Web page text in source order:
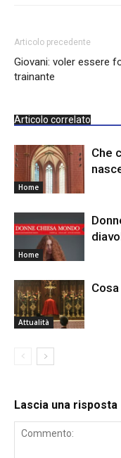
Articolo precedente
Giovani: voler essere
trainante
Articolo correlato
Home
Che
Home
Attualità
Lascia una risposta